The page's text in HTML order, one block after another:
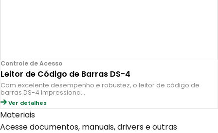
Controle de Acesso
Leitor de Código de Barras DS-4
Com excelente desempenho e robustez, o leitor de código de
barras DS-4 impressiona…
Ver detalhes
Materiais
Acesse documentos, manuais, drivers e outras